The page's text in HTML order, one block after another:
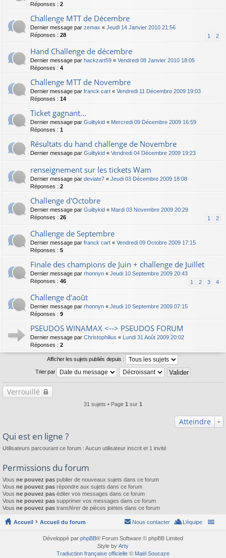
Réponses : 2
Challenge MTT de Décembre
Dernier message par zemax « Jeudi 14 Janvier 2010 21:56
Réponses : 28 1 2
Hand Challenge de décembre
Dernier message par hackzart59 « Vendredi 08 Janvier 2010 18:05
Réponses : 4
Challenge MTT de Novembre
Dernier message par franck cart « Vendredi 11 Décembre 2009 19:03
Réponses : 14
Ticket gagnant...
Dernier message par Guiltykid « Mercredi 09 Décembre 2009 16:59
Réponses : 1
Résultats du hand challenge de Novembre
Dernier message par Guiltykid « Vendredi 04 Décembre 2009 19:23
renseignement sur les tickets Wam
Dernier message par deviate7 « Jeudi 03 Décembre 2009 18:08
Réponses : 2
Challenge d'Octobre
Dernier message par Guiltykid « Mardi 03 Novembre 2009 20:29
Réponses : 26 1 2
Challenge de Septembre
Dernier message par franck cart « Vendredi 09 Octobre 2009 17:15
Réponses : 5
Finale des champions de Juin + challenge de Juillet
Dernier message par rhonnyn « Jeudi 10 Septembre 2009 20:43
Réponses : 46 1 2 3 4
Challenge d'août
Dernier message par rhonnyn « Jeudi 10 Septembre 2009 07:15
Réponses : 9
PSEUDOS WINAMAX <--> PSEUDOS FORUM
Dernier message par Christophilius « Lundi 31 Août 2009 20:02
Réponses : 2
Afficher les sujets publiés depuis :
Trier par
Verrouillé
31 sujets • Page 1 sur 1
Atteindre
Qui est en ligne ?
Utilisateurs parcourant ce forum : Aucun utilisateur inscrit et 1 invité
Permissions du forum
Vous ne pouvez pas publier de nouveaux sujets dans ce forum
Vous ne pouvez pas répondre aux sujets dans ce forum
Vous ne pouvez pas éditer vos messages dans ce forum
Vous ne pouvez pas supprimer vos messages dans ce forum
Vous ne pouvez pas transférer de pièces jointes dans ce forum
Accueil Accueil du forum L’équipe
Nous contacter
Développé par phpBB® Forum Software © phpBB Limited
Style by Arty
Traduction française officielle © Maël Soucaze